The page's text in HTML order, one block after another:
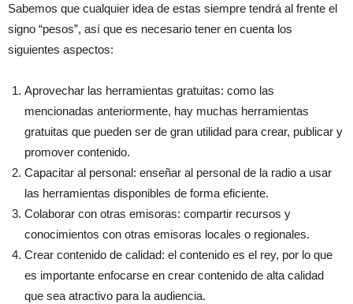
Sabemos que cualquier idea de estas siempre tendrá al frente el
signo “pesos”, así que es necesario tener en cuenta los
siguientes aspectos:
Aprovechar las herramientas gratuitas: como las
mencionadas anteriormente, hay muchas herramientas
gratuitas que pueden ser de gran utilidad para crear, publicar y
promover contenido.
Capacitar al personal: enseñar al personal de la radio a usar
las herramientas disponibles de forma eficiente.
Colaborar con otras emisoras: compartir recursos y
conocimientos con otras emisoras locales o regionales.
Crear contenido de calidad: el contenido es el rey, por lo que
es importante enfocarse en crear contenido de alta calidad
que sea atractivo para la audiencia.